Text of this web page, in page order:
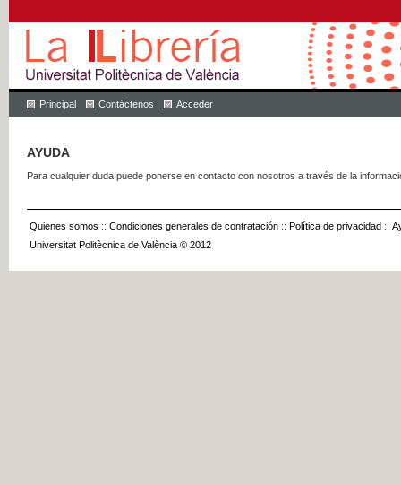
Principal Contáctenos Acceder
AYUDA
Para cualquier duda puede ponerse en contacto con nosotros a través de la
Quienes somos :: Condiciones generales de contratación :: Política de privacidad ::
Universitat Politècnica de València © 2012